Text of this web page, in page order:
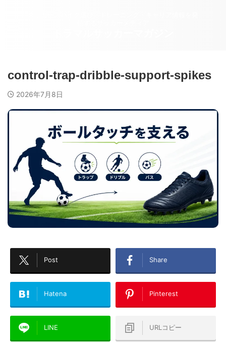
control-trap-dribble-support-spikes
2026年7月8日
Post Share
Hatena Pinterest
LINE URLコピー